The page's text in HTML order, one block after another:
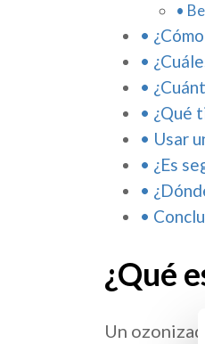
¿Qué
Usar
¿Es
¿Qué
Un